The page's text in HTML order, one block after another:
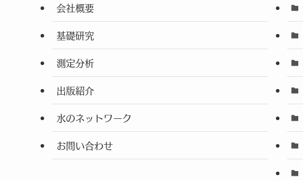
会社概要
基礎研究
測定分析
出版紹介
水のネットワーク
お問い合わせ